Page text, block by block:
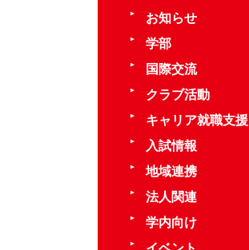
お知らせ
学部
国際交流
クラブ活動
キャリア就職支援
入試情報
地域連携
法人関連
学内向け